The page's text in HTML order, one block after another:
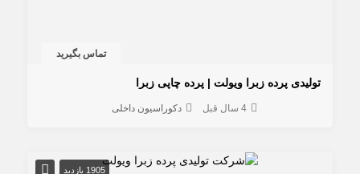
تماس بگیرید
تولیدی پرده زبرا ویولت | پرده چاپی زبرا
4 سال قبل دکوراسیون داخلی
1905 بازدید